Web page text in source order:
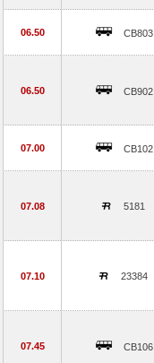
06.50 CB803
06.50 CB902
07.00 CB102
07.08 5181
07.10 23384
07.45 CB106